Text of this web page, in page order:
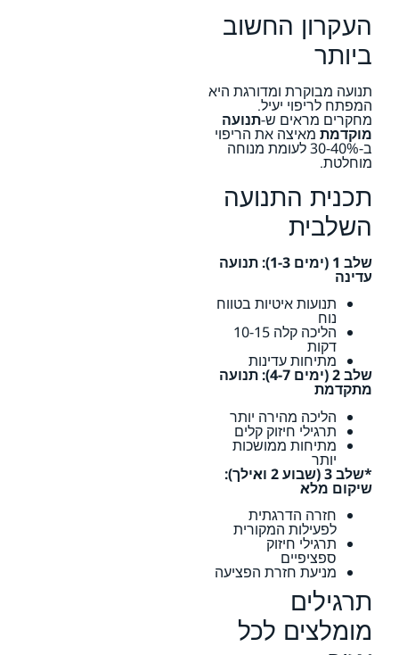
העקרון החשוב
ביותר
תנועה מבוקרת ומדורגת היא
המפתח לריפוי יעיל.
מחקרים מראים ש-תנועה
מוקדמת מאיצה את הריפוי
ב-30-40% לעומת מנוחה
מוחלטת.
תכנית התנועה
השלבית
שלב 1 (ימים 1-3): תנועה
עדינה
תנועות איטיות בטווח
נוח
הליכה קלה 10-15
דקות
מתיחות עדינות
שלב 2 (ימים 4-7): תנועה
מתקדמת
הליכה מהירה יותר
תרגילי חיזוק קלים
מתיחות ממושכות
יותר
*שלב 3 (שבוע 2 ואילך):
שיקום מלא
חזרה הדרגתית
לפעילות המקורית
תרגילי חיזוק
ספציפיים
מניעת חזרת הפציעה
תרגילים
מומלצים לכל